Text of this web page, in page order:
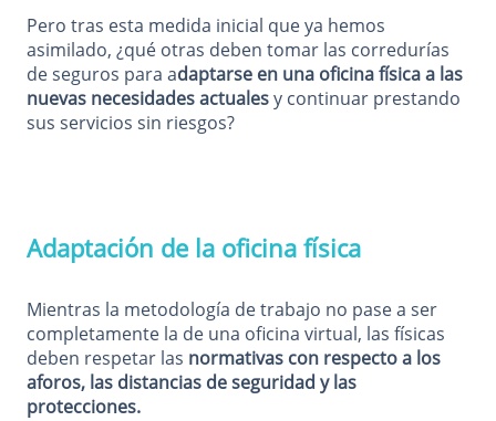
Pero tras esta medida inicial que ya hemos
asimilado, ¿qué otras deben tomar las corredurías
de seguros para adaptarse en una oficina física a las
nuevas necesidades actualesy continuar prestando
sus servicios sin riesgos?
Adaptación de la oficina física
Mientras la metodología de trabajo no pase a ser
completamente la de una oficina virtual, las físicas
deben respetar las normativas con respecto a los
aforos, las distancias de seguridad y las
protecciones.